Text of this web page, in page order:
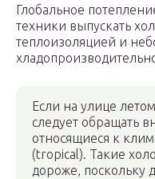
Глобальное
техники выпускать
теплоизоляцией и
Если на улице
следует обращать
относящиеся к
(tropical). Такие
дороже, поскольку